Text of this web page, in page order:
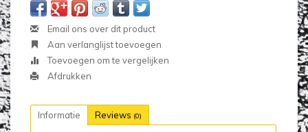
Email ons over dit product
Aan verlanglijst toevoegen
Toevoegen om te vergelijken
Afdrukken
Informatie Reviews (0)